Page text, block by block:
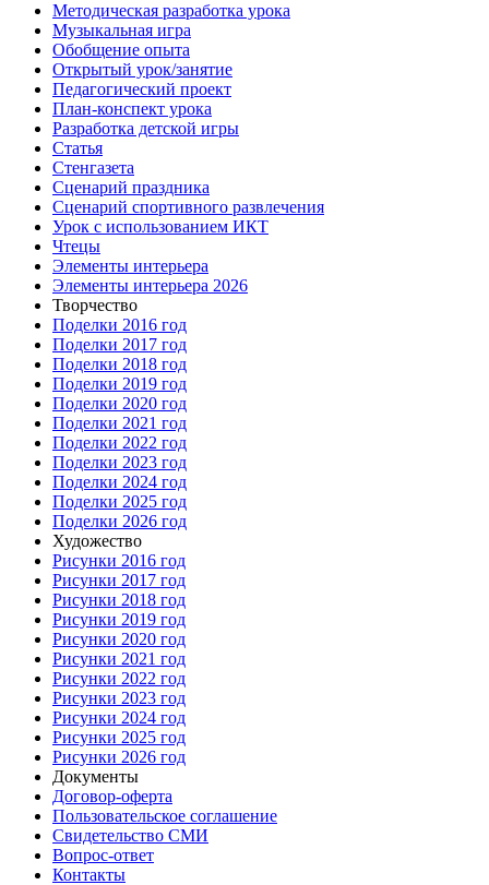
Методическая разработка урока
Музыкальная игра
Обобщение опыта
Открытый урок/занятие
Педагогический проект
План-конспект урока
Разработка детской игры
Статья
Стенгазета
Сценарий праздника
Сценарий спортивного развлечения
Урок с использованием ИКТ
Чтецы
Элементы интерьера
Элементы интерьера 2026
Творчество
Поделки 2016 год
Поделки 2017 год
Поделки 2018 год
Поделки 2019 год
Поделки 2020 год
Поделки 2021 год
Поделки 2022 год
Поделки 2023 год
Поделки 2024 год
Поделки 2025 год
Поделки 2026 год
Художество
Рисунки 2016 год
Рисунки 2017 год
Рисунки 2018 год
Рисунки 2019 год
Рисунки 2020 год
Рисунки 2021 год
Рисунки 2022 год
Рисунки 2023 год
Рисунки 2024 год
Рисунки 2025 год
Рисунки 2026 год
Документы
Договор-оферта
Пользовательское соглашение
Свидетельство СМИ
Вопрос-ответ
Контакты